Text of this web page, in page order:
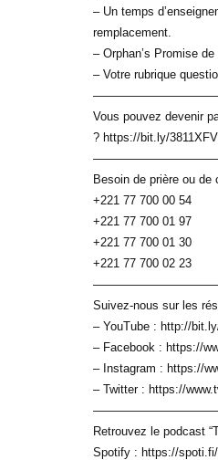
– Un temps
remplacement.
– Orphan’s Promise
– Votre rubrique
Vous pouvez devenir
? https://bit.ly/3811XFV
Besoin de prière ou
+221 77 700 00 54
+221 77 700 01 97
+221 77 700 01 30
+221 77 700 02 23
Suivez-nous sur les
– YouTube : http://
– Facebook : https://
– Instagram : https://
– Twitter : https://
Retrouvez le podcast
Spotify : https://